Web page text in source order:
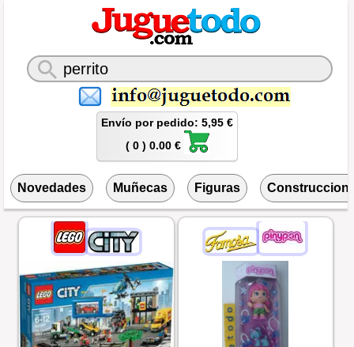
Envío por pedido: 5,95 €
( 0 ) 0.00 €
Novedades Muñecas Figuras